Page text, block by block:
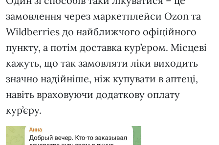
замовлення через маркетплейси Ozon та
Wildberries до найближчого офіційного
пункту, а потім доставка кур’єром. Місцеві
кажуть, що так замовляти ліки виходить
значно надійніше, ніж купувати в аптеці,
навіть враховуючи додаткову оплату
кур’єру.